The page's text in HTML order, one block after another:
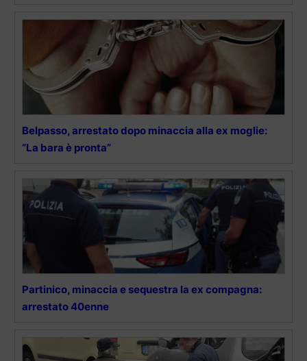
Belpasso, arrestato dopo minaccia alla ex moglie:
“La bara è pronta”
Partinico, minaccia e sequestra la ex compagna:
arrestato 40enne